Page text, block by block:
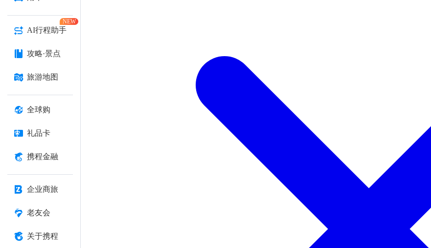
AI行程助手
NEW
攻略·景点
旅游地图
全球购
礼品卡
携程金融
企业商旅
老友会
关于携程